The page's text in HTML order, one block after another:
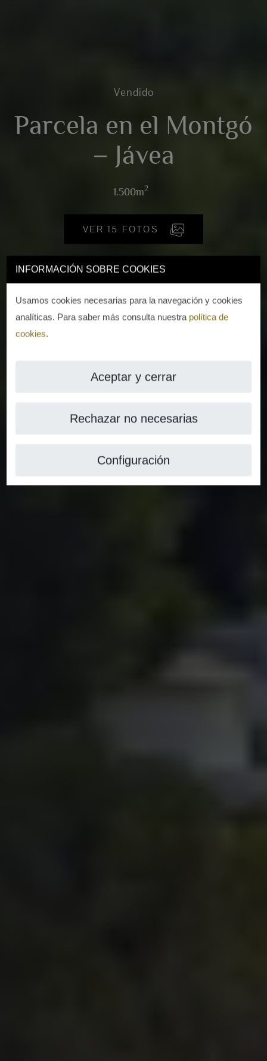
INFORMACIÓN SOBRE COOKIES
Usamos cookies necesarias para la navegación y cookies
analíticas. Para saber más consulta nuestra política de
cookies.
Aceptar y cerrar
Rechazar no necesarias
Configuración
Vendido
Parcela en el Montgó
– Jávea
1.500m2
VER 15 FOTOS